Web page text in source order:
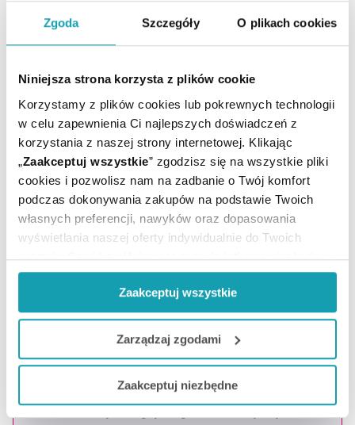
Zgoda Szczegóły O plikach cookies
Niniejsza strona korzysta z plików cookie
Korzystamy z plików cookies lub pokrewnych technologii
w celu zapewnienia Ci najlepszych doświadczeń z
korzystania z naszej strony internetowej. Klikając
„Zaakceptuj wszystkie” zgodzisz się na wszystkie pliki
cookies i pozwolisz nam na zadbanie o Twój komfort
podczas dokonywania zakupów na podstawie Twoich
własnych preferencji, nawyków oraz dopasowania
wyświetlania naszej oferty indywidualnie do Twoich
potrzeb. Część z plików jest nam dodatkowo niezbędna
do prawidłowego działania Portalu oraz jego
funkcjonalności. W zależności od funkcji, dane o tym jak
korzystasz z naszej witryny będą również przekazywane
do naszych Partnerów marketingowych i analitycznych.
Jeżeli chcesz dostosować swoją zgodę i wybrać tylko
niektóre dodatkowe funkcje, z którymi wiąże się
zbieranie danych o Twojej aktywności dokonaj
Zaakceptuj wszystkie
Zarządzaj zgodami
Zaakceptuj niezbędne
ARTYKUŁY
Zapisz się do newslettera
OTRZYMAJ KOD NA DARMOWĄ
DOSTAWĘ*